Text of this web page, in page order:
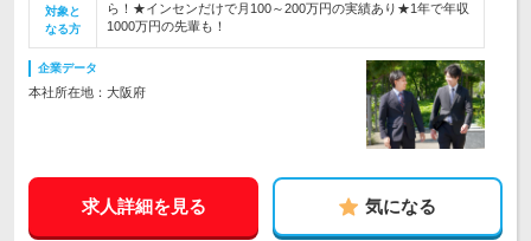
対象と
なる方
ら！★インセンだけで月100～200万円の実績あり★1年で年収
1000万円の先輩も！
企業データ
本社所在地：大阪府
求人詳細を見る 気になる